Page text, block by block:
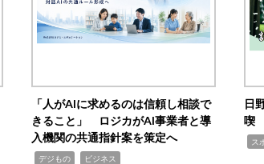
「人がAIに求めるのは信頼し相談で
きること」 ロジカがAI事業者と導
入機関の共通指針案を策定へ
デジもの ビジネス
日
喫
ス